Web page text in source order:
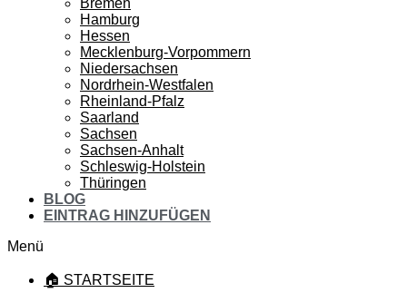
Bremen
Hamburg
Hessen
Mecklenburg-Vorpommern
Niedersachsen
Nordrhein-Westfalen
Rheinland-Pfalz
Saarland
Sachsen
Sachsen-Anhalt
Schleswig-Holstein
Thüringen
BLOG
EINTRAG HINZUFÜGEN
Menü
🏠 STARTSEITE